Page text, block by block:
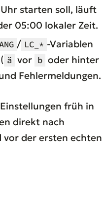
starten soll, läuft
05:00 lokaler Zeit.
/ LC_* -Variablen
ä vor b oder hinter
Fehlermeldungen.
früh in
direkt nach
vor der ersten echten